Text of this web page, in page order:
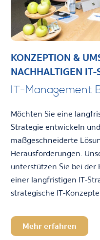
KONZEPTION &
NACHHALTIGEN IT-
IT-Management
Möchten Sie eine
Strategie entwickeln
maßgeschneiderte
Herausforderungen.
unterstützen Sie bei
einer langfristigen IT-
strategische IT-
Mehr erfahren